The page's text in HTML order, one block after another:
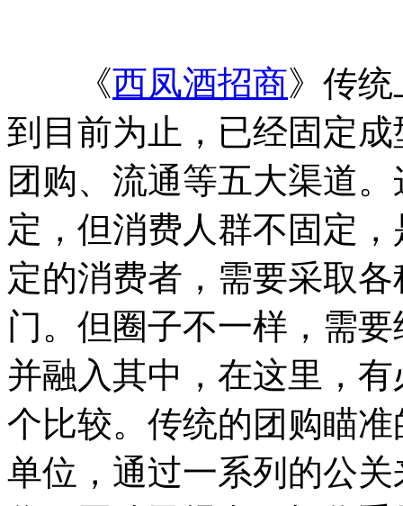
《西凤酒招商》传
到目前为止，已经固定
团购、流通等五大渠道
定，但消费人群不固定
定的消费者，需要采取
门。但圈子不一样，需
并融入其中，在这里，
个比较。传统的团购瞄
单位，通过一系列的公